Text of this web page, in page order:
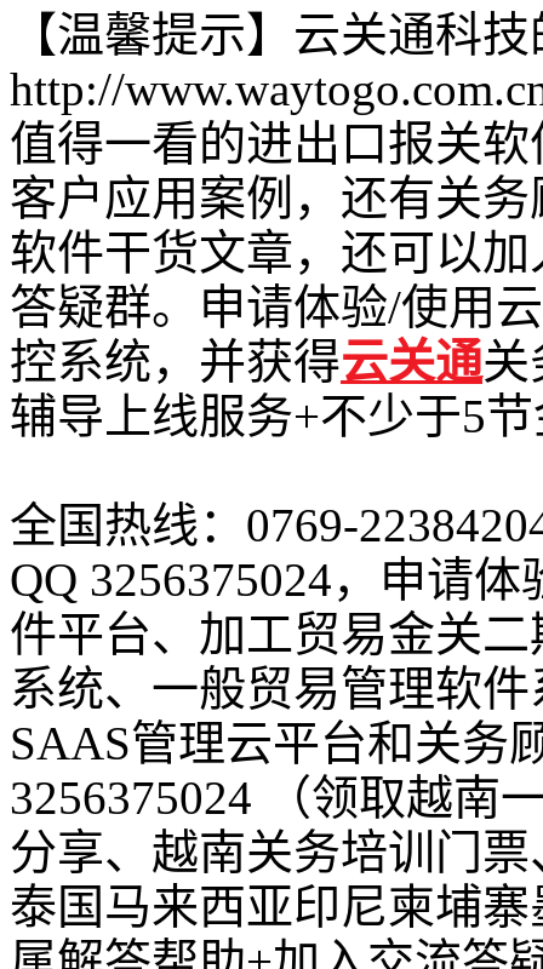
【温馨提示】云关通科
http://
值得一看的进出口报关
客户应用案例，还有关
软件干货文章，还可以
答疑群。申请体验/使用
控系统，并获得云关通关
辅导上线服务+不少于5
全国热线：0769-
QQ 3256375024，申请
件平台、加工贸易金关
系统、一般贸易管理软
SAAS管理云平台和关务
3256375024 （领取越南
分享、越南关务培训门
泰国马来西亚印尼柬埔